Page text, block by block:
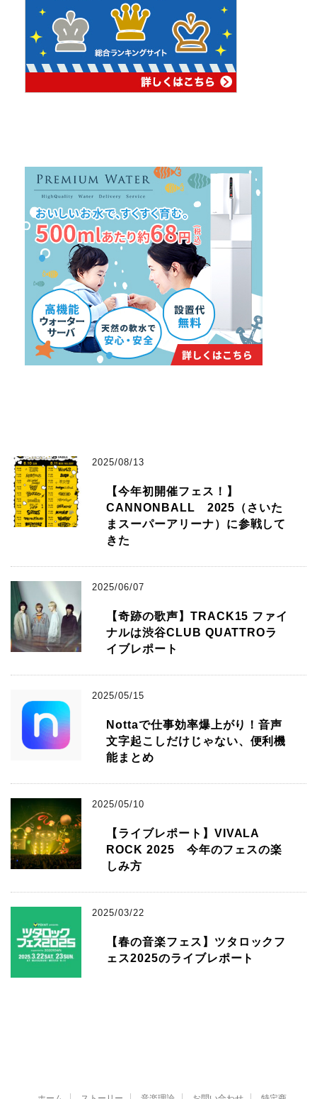
2025/08/13
【今年初開催フェス！】
CANNONBALL 2025（さいた
まスーパーアリーナ）に参戦して
きた
2025/06/07
【奇跡の歌声】TRACK15 ファイ
ナルは渋谷CLUB QUATTROラ
イブレポート
2025/05/15
Nottaで仕事効率爆上がり！音声
文字起こしだけじゃない、便利機
能まとめ
2025/05/10
【ライブレポート】VIVALA
ROCK 2025 今年のフェスの楽
しみ方
2025/03/22
【春の音楽フェス】ツタロックフ
ェス2025のライブレポート